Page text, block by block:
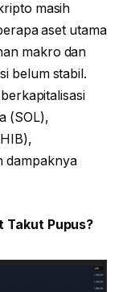
masih
aset utama
makro dan
belum stabil.
(SOL),
dampaknya
Takut Pupus?